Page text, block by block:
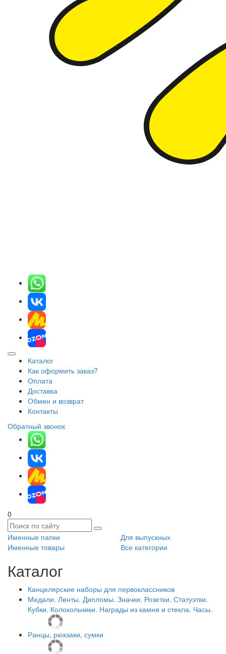
Каталог
Как оформить заказ?
Оплата
Доставка
Обмен и возврат
Контакты
Обратный звонок
0
Именные папки
Для выпускных
Именные товары
Все категории
Каталог
Канцелярские наборы для первоклассников
Медали. Ленты. Дипломы. Значки. Розетки. Статуэтки.
Кубки. Колокольчики. Награды из камня и стекла. Часы.
Ранцы, рюкзаки, сумки